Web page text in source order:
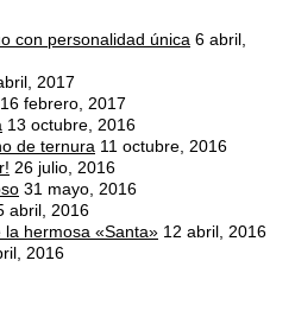
con personalidad única 6 abril,
2017
16 febrero, 2017
13 octubre, 2016
de ternura 11 octubre, 2016
26 julio, 2016
31 mayo, 2016
abril, 2016
la hermosa «Santa» 12 abril, 2016
2016